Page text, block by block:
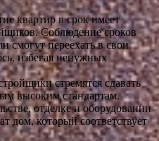
квартир в срок имеет
Соблюдение сроков
смогут переехать в свои
избегая ненужных
стремятся сдавать
высоким стандартам.
отделке и оборудовании
дом, который соответствует